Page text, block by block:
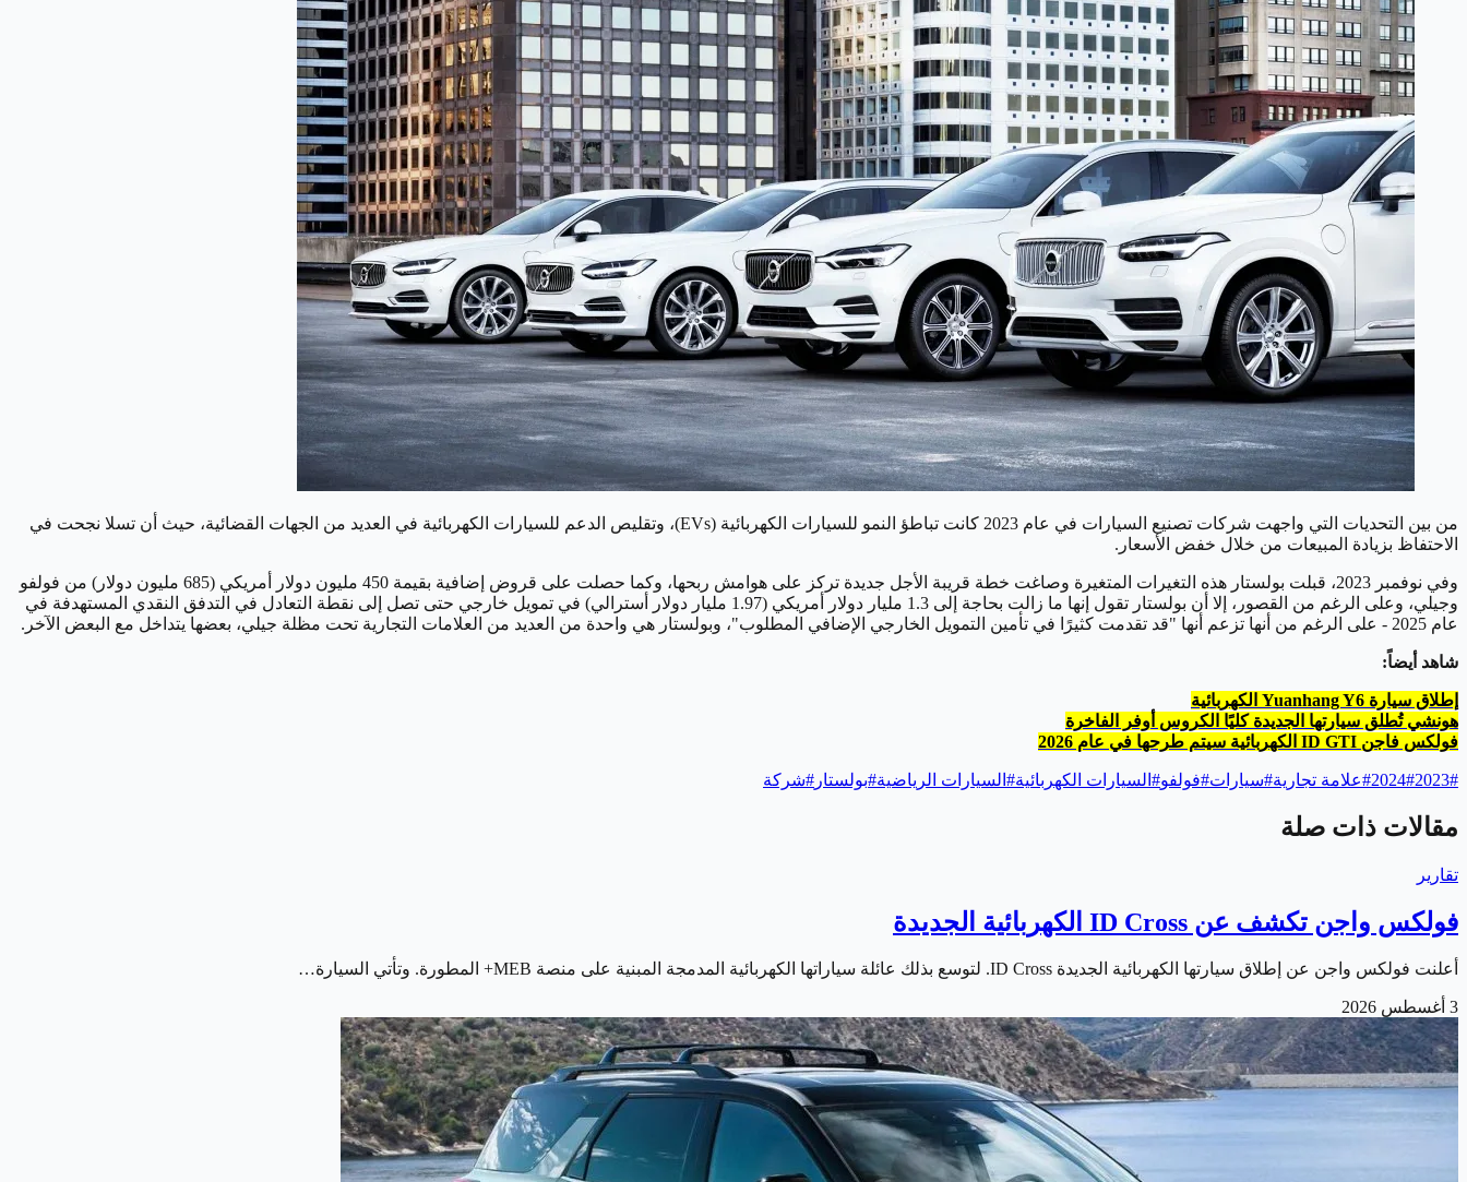
من بين التحديات التي واجهت شركات تصنيع السيارات في عام 2023 كانت تباطؤ النمو للسيارات الكهربائية (EVs)، وتقليص الدعم للسيارات الكهربائية في العديد من الجهات القضائية، حيث أن تسلا نجحت في
الاحتفاظ بزيادة المبيعات من خلال خفض الأسعار.
وفي نوفمبر 2023، قبلت بولستار هذه التغيرات المتغيرة وصاغت خطة قريبة الأجل جديدة تركز على هوامش ربحها، وكما حصلت على قروض إضافية بقيمة 450 مليون دولار أمريكي (685 مليون دولار) من فولفو
وجيلي، وعلى الرغم من القصور، إلا أن بولستار تقول إنها ما زالت بحاجة إلى 1.3 مليار دولار أمريكي (1.97 مليار دولار أسترالي) في تمويل خارجي حتى تصل إلى نقطة التعادل في التدفق النقدي المستهدفة في
عام 2025 - على الرغم من أنها تزعم أنها "قد تقدمت كثيرًا في تأمين التمويل الخارجي الإضافي المطلوب"، وبولستار هي واحدة من العديد من العلامات التجارية تحت مظلة جيلي، بعضها يتداخل مع البعض الآخر.
شاهد أيضاً:
إطلاق سيارة Yuanhang Y6 الكهربائية
هونشي تُطلق سيارتها الجديدة كليًا الكروس أوفر الفاخرة
فولكس فاجن ID GTI الكهربائية سيتم طرحها في عام 2026
#2024#2023# علامة تجارية#سيارات#فولفو# السيارات الكهربائية# السيارات الرياضية#بولستار #شركة
مقالات ذات صلة
تقارير
فولكس واجن تكشف عن ID Cross الكهربائية الجديدة
أعلنت فولكس واجن عن إطلاق سيارتها الكهربائية الجديدة ID Cross. لتوسع بذلك عائلة سياراتها الكهربائية المدمجة المبنية على منصة MEB+ المطورة. وتأتي السيارة…
3 أغسطس 2026